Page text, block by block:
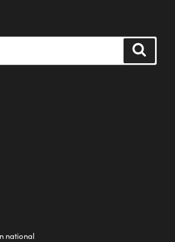
national